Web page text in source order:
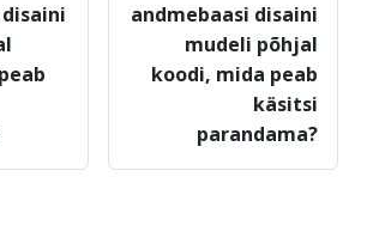
andmebaasi disaini
mudeli põhjal
koodi, mida peab
käsitsi
parandama?